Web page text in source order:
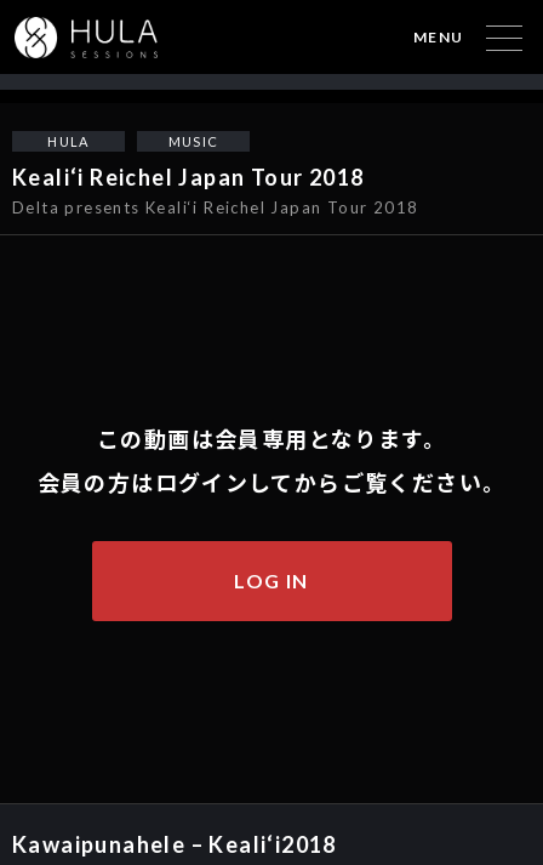
MENU
HULA MUSIC
Keali‘i Reichel Japan Tour 2018
Delta presents Keali‘i Reichel Japan Tour 2018
この動画は会員専用となります。
会員の方はログインしてからご覧ください。
LOG IN
Kawaipunahele – Keali‘i2018